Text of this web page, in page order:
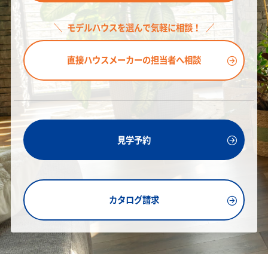
モデルハウスを選んで気軽に相談！
直接ハウスメーカーの担当者へ相談
見学予約
カタログ請求